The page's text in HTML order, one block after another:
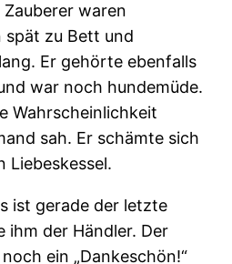
waren
spät zu Bett und
Er gehörte ebenfalls
war noch hundemüde.
Wahrscheinlichkeit
sah. Er schämte sich
Liebeskessel.
ist gerade der letzte
ihm der Händler. Der
ein „Dankeschön!“